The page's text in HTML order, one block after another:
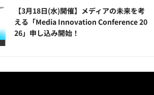
【3月18日(水)開催】メディアの未来を考
える「Media Innovation Conference 20
26」申し込み開始！